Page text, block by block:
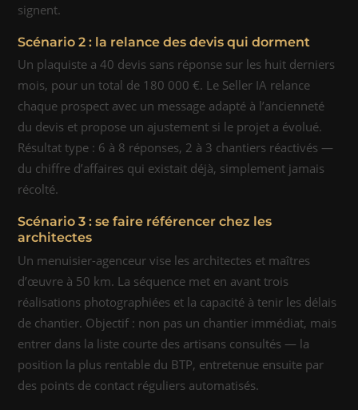
signent.
Scénario 2 : la relance des devis qui dorment
Un plaquiste a 40 devis sans réponse sur les huit derniers
mois, pour un total de 180 000 €. Le Seller IA relance
chaque prospect avec un message adapté à l’ancienneté
du devis et propose un ajustement si le projet a évolué.
Résultat type : 6 à 8 réponses, 2 à 3 chantiers réactivés —
du chiffre d’affaires qui existait déjà, simplement jamais
récolté.
Scénario 3 : se faire référencer chez les
architectes
Un menuisier-agenceur vise les architectes et maîtres
d’œuvre à 50 km. La séquence met en avant trois
réalisations photographiées et la capacité à tenir les délais
de chantier. Objectif : non pas un chantier immédiat, mais
entrer dans la liste courte des artisans consultés — la
position la plus rentable du BTP, entretenue ensuite par
des points de contact réguliers automatisés.